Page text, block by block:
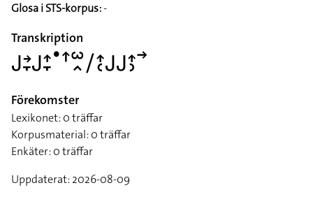
Glosa i STS-korpus:-
Transkription
􌤢􌥔􌥙􌤢􌤴􌥙􌤟􌦃􌥱􌥿􌥠􌤴􌥗􌤢􌤢􌤴􌤶􌥣
Förekomster
Lexikonet: 0 träffar
Korpusmaterial: 0 träffar
Enkäter: 0 träffar
Uppdaterat: 2026-08-09